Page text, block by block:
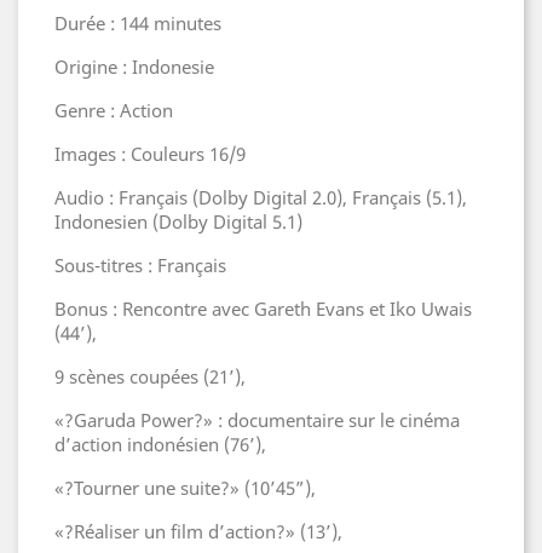
Durée : 144 minutes
Origine : Indonesie
Genre : Action
Images : Couleurs 16/9
Audio : Français (Dolby Digital 2.0), Français (5.1),
Indonesien (Dolby Digital 5.1)
Sous-titres : Français
Bonus : Rencontre avec Gareth Evans et Iko Uwais
(44’),
9 scènes coupées (21’),
«?Garuda Power?» : documentaire sur le cinéma
d’action indonésien (76’),
«?Tourner une suite?» (10’45”),
«?Réaliser un film d’action?» (13’),